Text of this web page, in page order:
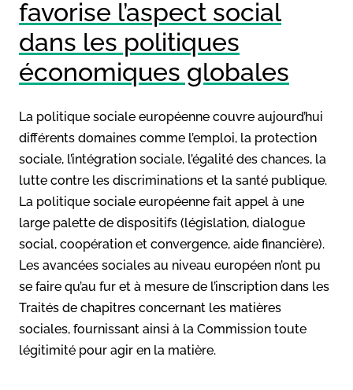
favorise l’aspect social
dans les politiques
économiques globales
La politique sociale européenne couvre aujourd’hui
différents domaines comme l’emploi, la protection
sociale, l’intégration sociale, l’égalité des chances, la
lutte contre les discriminations et la santé publique.
La politique sociale européenne fait appel à une
large palette de dispositifs (législation, dialogue
social, coopération et convergence, aide financière).
Les avancées sociales au niveau européen n’ont pu
se faire qu’au fur et à mesure de l’inscription dans les
Traités de chapitres concernant les matières
sociales, fournissant ainsi à la Commission toute
légitimité pour agir en la matière.